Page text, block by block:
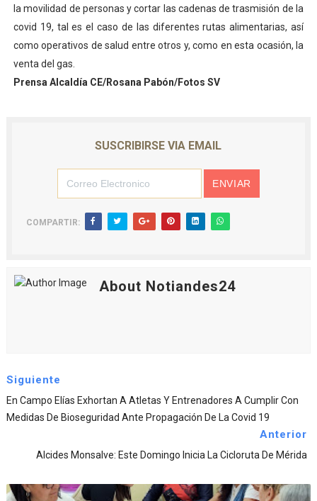
Consolidan planificación técnica en el Complejo
la movilidad de personas y cortar las cadenas de trasmisión de la
covid 19, tal es el caso de las diferentes rutas alimentarias, así
como operativos de salud entre otros y, como en esta ocasión, la
venta del gas.
Prensa Alcaldía CE/Rosana Pabón/Fotos SV
SUSCRIBIRSE VIA EMAIL
COMPARTIR:
About Notiandes24
Siguiente
En Campo Elías Exhortan A Atletas Y Entrenadores A Cumplir Con
Medidas De Bioseguridad Ante Propagación De La Covid 19
Anterior
Alcides Monsalve: Este Domingo Inicia La Cicloruta De Mérida